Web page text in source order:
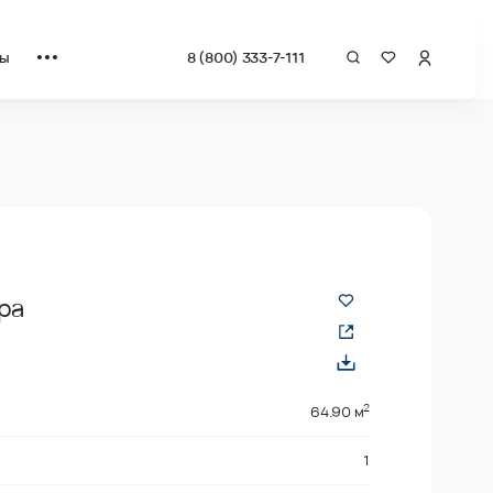
8 (800) 333-7-111
64.90 м2
1